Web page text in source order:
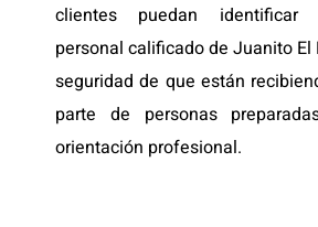
clientes puedan identificar
personal calificado de Juanito El
seguridad de que están
parte de personas
orientación profesional.